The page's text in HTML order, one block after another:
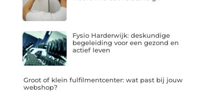
Fysio Harderwijk: deskundige
begeleiding voor een gezond en
actief leven
Groot of klein fulfilmentcenter: wat past bij jouw
webshop?